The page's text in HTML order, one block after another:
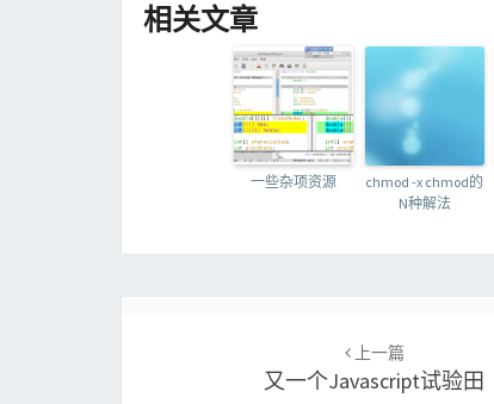
相关文章
一些杂项资源
chmod -x chmod的
N种解法
上一篇
又一个Javascript试验田